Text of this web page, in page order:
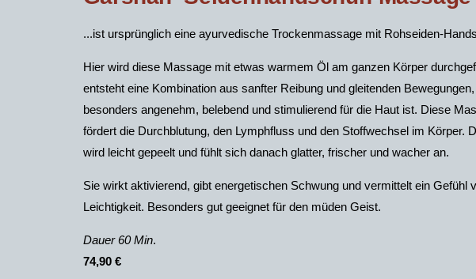
...ist ursprünglich eine ayurvedische Trockenmassage mit Rohseiden-
Hier wird diese Massage mit etwas warmem Öl am ganzen Körper
entsteht eine Kombination aus sanfter Reibung und gleitenden
besonders angenehm, belebend und stimulierend für die Haut ist. Diese
fördert die Durchblutung, den Lymphfluss und den Stoffwechsel im Körper.
wird leicht gepeelt und fühlt sich danach glatter, frischer und wacher an.
Sie wirkt aktivierend, gibt energetischen Schwung und vermittelt ein Gefühl
Leichtigkeit. Besonders gut geeignet für den müden Geist.
Dauer 60 Min.
74,90 €